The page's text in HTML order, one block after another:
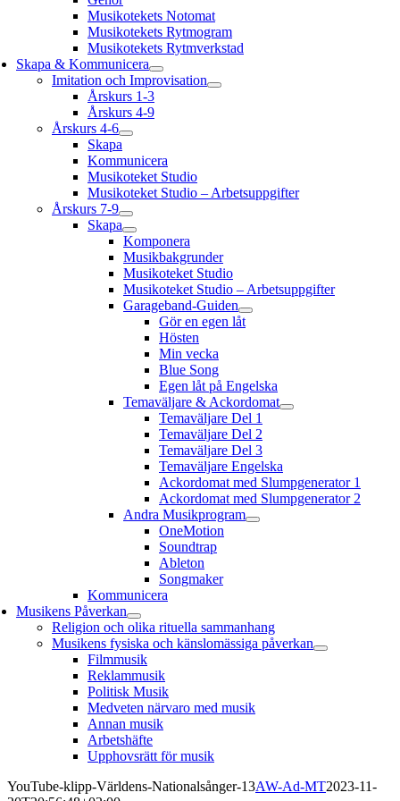
Musikotekets Notomat
Musikotekets Rytmogram
Musikotekets Rytmverkstad
Skapa & Kommunicera
Imitation och Improvisation
Årskurs 1-3
Årskurs 4-9
Årskurs 4-6
Skapa
Kommunicera
Musikoteket Studio
Musikoteket Studio – Arbetsuppgifter
Årskurs 7-9
Skapa
Komponera
Musikbakgrunder
Musikoteket Studio
Musikoteket Studio – Arbetsuppgifter
Garageband-Guiden
Gör en egen låt
Hösten
Min vecka
Blue Song
Egen låt på Engelska
Temaväljare & Ackordomat
Temaväljare Del 1
Temaväljare Del 2
Temaväljare Del 3
Temaväljare Engelska
Ackordomat med Slumpgenerator 1
Ackordomat med Slumpgenerator 2
Andra Musikprogram
OneMotion
Soundtrap
Ableton
Songmaker
Kommunicera
Musikens Påverkan
Religion och olika rituella sammanhang
Musikens fysiska och känslomässiga påverkan
Filmmusik
Reklammusik
Politisk Musik
Medveten närvaro med musik
Annan musik
Arbetshäfte
Upphovsrätt för musik
YouTube-klipp-Världens-Nationalsånger-13AW-Ad-MT2023-11-